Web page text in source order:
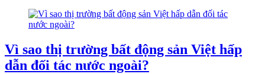
Vì sao thị trường bất động sản Việt hấp
dẫn đối tác nước ngoài?